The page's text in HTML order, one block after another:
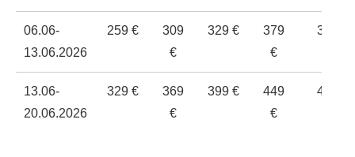
06.06-
13.06.2026
259 €
309
€
329 €
379
€
359 €
13.06-
20.06.2026
329 €
369
€
399 €
449
€
429 €